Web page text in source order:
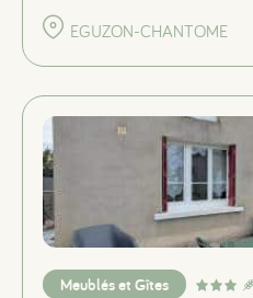
EGUZON-CHANTOME
Meublés et Gîtes